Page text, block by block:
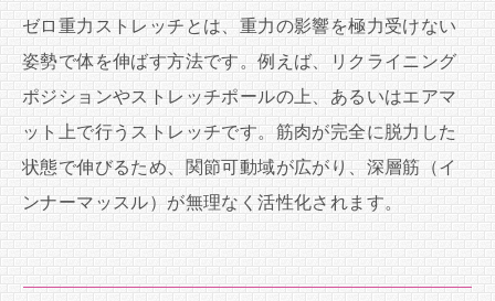
ゼロ重力ストレッチとは、重力の影響を極力受けない
姿勢で体を伸ばす方法です。例えば、リクライニング
ポジションやストレッチポールの上、あるいはエアマ
ット上で行うストレッチです。筋肉が完全に脱力した
状態で伸びるため、関節可動域が広がり、深層筋（イ
ンナーマッスル）が無理なく活性化されます。